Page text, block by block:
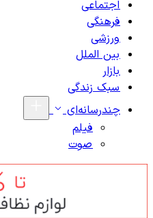
اجتماعی
فرهنگی
ورزشی
بین الملل
بازار
سبک زندگی
چندرسانه‌ای
فیلم
صوت